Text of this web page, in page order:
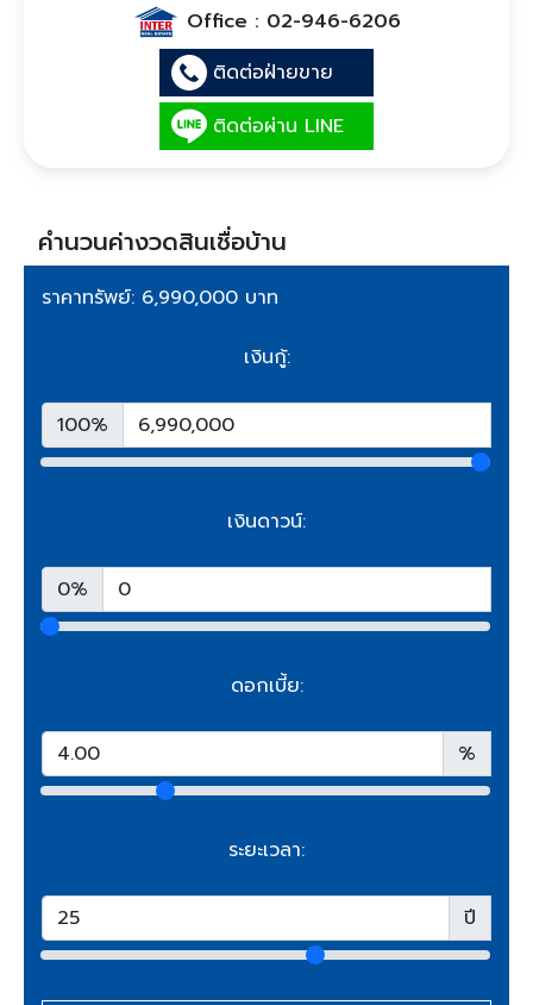
Office : 02-946-6206
ติดต่อฝ่ายขาย
ติดต่อผ่าน LINE
คำนวนค่างวดสินเชื่อบ้าน
ราคาทรัพย์: 6,990,000 บาท
เงินกู้:
100%
เงินดาวน์:
0%
ดอกเบี้ย:
%
ระยะเวลา:
ปี